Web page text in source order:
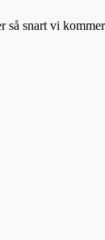
snart vi